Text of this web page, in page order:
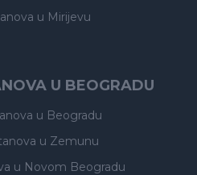
u Mirijevu
U BEOGRADU
u Beogradu
u Zemunu
u Novom Beogradu